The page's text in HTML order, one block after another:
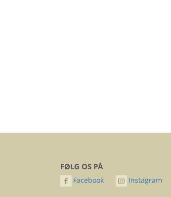
FØLG OS PÅ
Facebook Instagram